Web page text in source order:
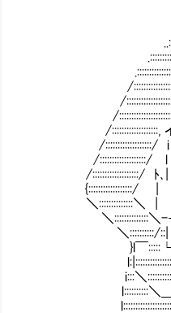
/:::::::::::::::::━┛ .
/
/
/
/:::::::::::::::::::/ i
/:::::::::::::::::::/ l
/:::::::::::::::::::/ ﾄ､| ､
{::::::::::::::::::/ |
＼::::::::::::::
＼::::::::::::::＼-
＼::::::::::/::| 餡子
}l￣:::::└---
l:|::::::::::::::::::::::::|
i:::＼:::::::::::::::::::|
l::::::::::＼＿＿_.|